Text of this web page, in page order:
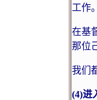
工作。
在基
那位
我们
(4)进